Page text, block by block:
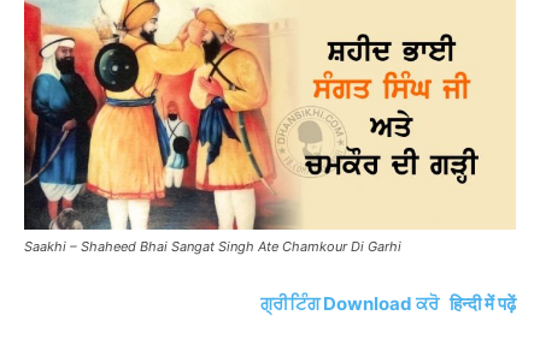
Saakhi – Shaheed Bhai Sangat Singh Ate Chamkour Di Garhi
ਗ੍ਰੀਟਿੰਗ Download ਕਰੋ हिन्दी में पढ़ें